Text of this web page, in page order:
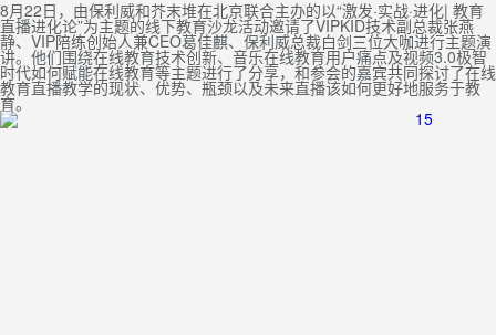
8月22日，由保利威和芥末堆在北京联合主办的以“激发·实战·进化| 教育
直播进化论”为主题的线下教育沙龙活动邀请了VIPKID技术副总裁张燕
静、VIP陪练创始人兼CEO葛佳麒、保利威总裁白剑三位大咖进行主题演
讲。他们围绕在线教育技术创新、音乐在线教育用户痛点及视频3.0极智
时代如何赋能在线教育等主题进行了分享，和参会的嘉宾共同探讨了在线
教育直播教学的现状、优势、瓶颈以及未来直播该如何更好地服务于教
育。